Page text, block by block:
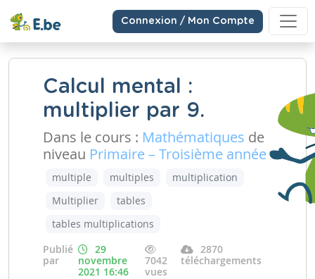
Connexion / Mon Compte
Calcul mental :
multiplier par 9.
Dans le cours : Mathématiques de
niveau Primaire – Troisième année
multiple multiples
multiplication
Multiplier
tables
tables multiplications
Publié
par
29
novembre
2021 16:46
7042
vues
2870
téléchargements